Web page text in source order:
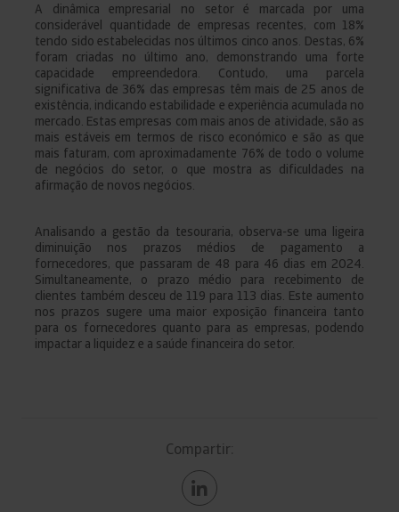
A dinâmica empresarial no setor é marcada por uma
considerável quantidade de empresas recentes, com 18%
tendo sido estabelecidas nos últimos cinco anos. Destas, 6%
foram criadas no último ano, demonstrando uma forte
capacidade empreendedora. Contudo, uma parcela
significativa de 36% das empresas têm mais de 25 anos de
existência, indicando estabilidade e experiência acumulada no
mercado. Estas empresas com mais anos de atividade, são as
mais estáveis em termos de risco económico e são as que
mais faturam, com aproximadamente 76% de todo o volume
de negócios do setor, o que mostra as dificuldades na
afirmação de novos negócios.
Analisando a gestão da tesouraria, observa-se uma ligeira
diminuição nos prazos médios de pagamento a
fornecedores, que passaram de 48 para 46 dias em 2024.
Simultaneamente, o prazo médio para recebimento de
clientes também desceu de 119 para 113 dias. Este aumento
nos prazos sugere uma maior exposição financeira tanto
para os fornecedores quanto para as empresas, podendo
impactar a liquidez e a saúde financeira do setor.
Compartir: